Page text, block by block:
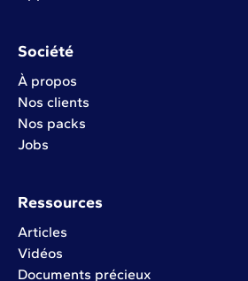
Société
À propos
Nos clients
Nos packs
Jobs
Ressources
Articles
Vidéos
Documents précieux